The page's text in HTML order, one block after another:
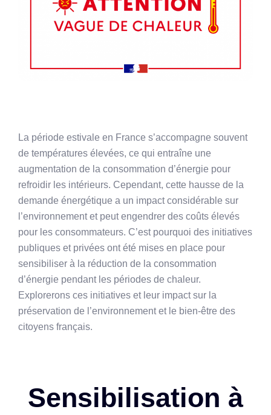
La période estivale en France s’accompagne souvent
de températures élevées, ce qui entraîne une
augmentation de la consommation d’énergie pour
refroidir les intérieurs. Cependant, cette hausse de la
demande énergétique a un impact considérable sur
l’environnement et peut engendrer des coûts élevés
pour les consommateurs. C’est pourquoi des initiatives
publiques et privées ont été mises en place pour
sensibiliser à la réduction de la consommation
d’énergie pendant les périodes de chaleur.
Explorerons ces initiatives et leur impact sur la
préservation de l’environnement et le bien-être des
citoyens français.
Sensibilisation à